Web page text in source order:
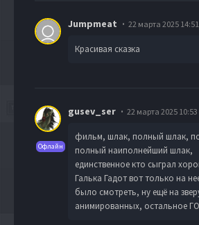
Jumpmeat 22 марта 2025 14:51
Красивая сказка
Офлайн
gusev_ser 22 марта 2025 10:53
фильм, шлак, полный шлак,
полный наиполнейший шлак,
единственное кто сыграл
Галька Гадот вот только на
было смотреть, ну ещё на
анимированных, остальное